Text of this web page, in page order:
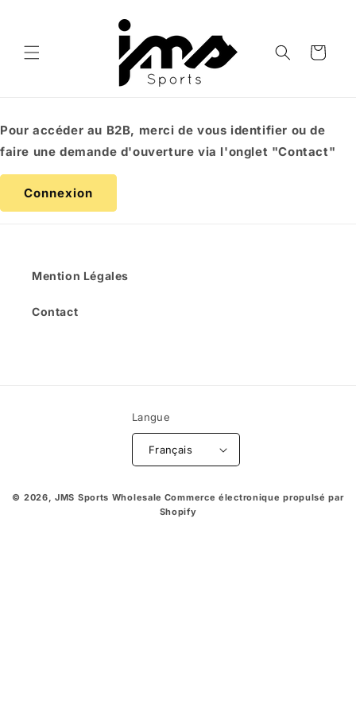
contenu
Panier
Pour accéder au B2B, merci de vous identifier ou de
faire une demande d'ouverture via l'onglet "Contact"
Connexion
Mention Légales
Contact
Langue
Français
© 2026,JMS Sports Wholesale Commerce électronique propulsé par
Shopify